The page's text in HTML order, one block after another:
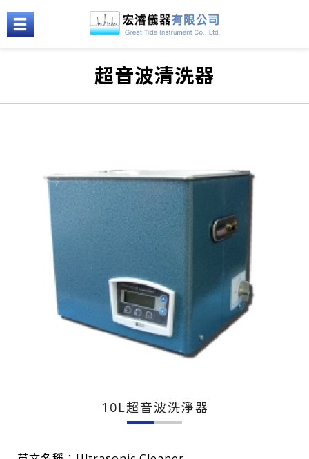
超音波清洗器
10L超音波洗淨器